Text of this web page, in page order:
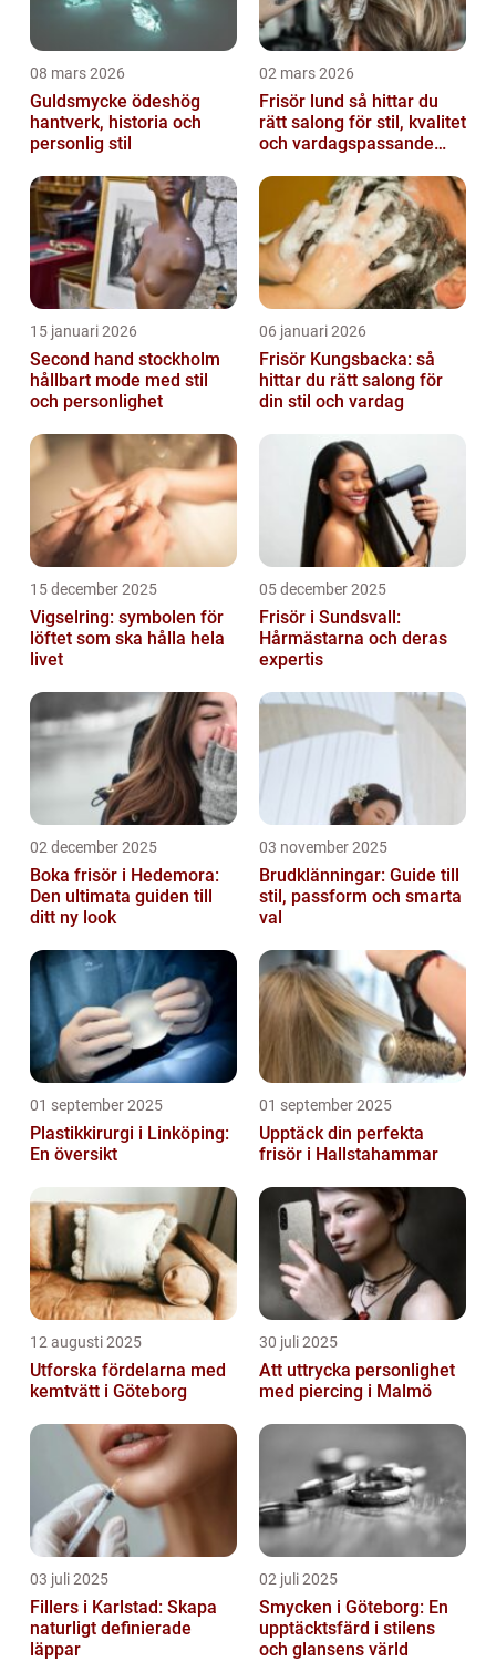
08 mars 2026
Guldsmycke ödeshög
hantverk, historia och
personlig stil
02 mars 2026
Frisör lund så hittar du
rätt salong för stil, kvalitet
och vardagspassande
15 januari 2026
Second hand stockholm
hållbart mode med stil
och personlighet
06 januari 2026
Frisör Kungsbacka: så
hittar du rätt salong för
din stil och vardag
15 december 2025
Vigselring: symbolen för
löftet som ska hålla hela
livet
05 december 2025
Frisör i Sundsvall:
Hårmästarna och deras
expertis
02 december 2025
Boka frisör i Hedemora:
Den ultimata guiden till
ditt ny look
03 november 2025
Brudklänningar: Guide till
stil, passform och smarta
val
01 september 2025
Plastikkirurgi i Linköping:
En översikt
01 september 2025
Upptäck din perfekta
frisör i Hallstahammar
12 augusti 2025
Utforska fördelarna med
kemtvätt i Göteborg
30 juli 2025
Att uttrycka personlighet
med piercing i Malmö
03 juli 2025
Fillers i Karlstad: Skapa
naturligt definierade
läppar
02 juli 2025
Smycken i Göteborg: En
upptäcktsfärd i stilens
och glansens värld